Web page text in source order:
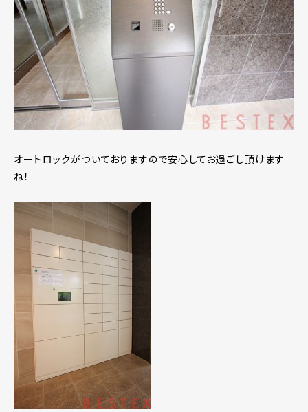
オートロックがついておりますので安心してお過ごし頂けます
ね！